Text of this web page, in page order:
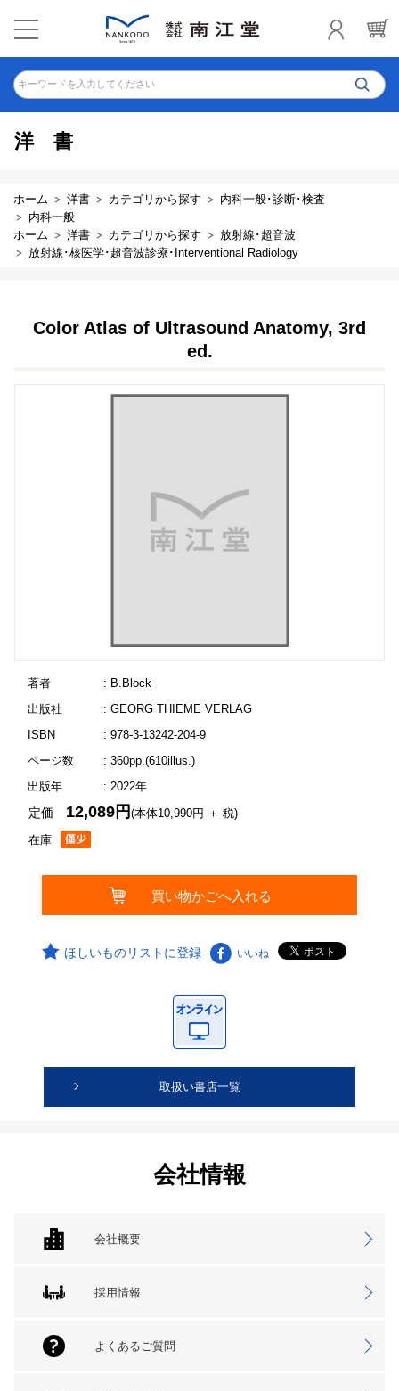
キーワードを入力してください
洋書
ホーム 洋書 カテゴリから探す
内科一般･診断･検査
内科一般
ホーム
洋書 カテゴリから探す
放射線･超音波
放射線･核医学･超音波診療･Interventional Radiology
Color Atlas of Ultrasound Anatomy, 3rd
ed.
著者
: B.Block
出版社
: GEORG THIEME VERLAG
ISBN
: 978-3-13242-204-9
ページ数
: 360pp.(610illus.)
出版年
: 2022年
在庫
定価 12,089円(本体10,990円 ＋ 税)
ほしいものリストに登録 いいね
取扱い書店一覧
会社情報
会社概要
採用情報
よくあるご質問